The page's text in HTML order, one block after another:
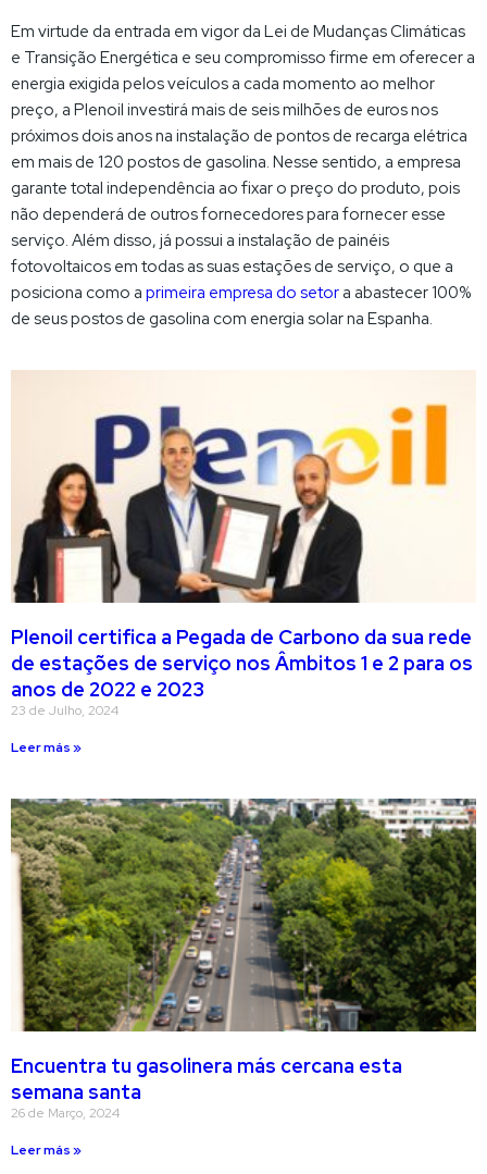
Em virtude da entrada em vigor da Lei de Mudanças Climáticas
e Transição Energética e seu compromisso firme em oferecer a
energia exigida pelos veículos a cada momento ao melhor
preço, a Plenoil investirá mais de seis milhões de euros nos
próximos dois anos na instalação de pontos de recarga elétrica
em mais de 120 postos de gasolina. Nesse sentido, a empresa
garante total independência ao fixar o preço do produto, pois
não dependerá de outros fornecedores para fornecer esse
serviço. Além disso, já possui a instalação de painéis
fotovoltaicos em todas as suas estações de serviço, o que a
posiciona como a primeira empresa do setor a abastecer 100%
de seus postos de gasolina com energia solar na Espanha.
Plenoil certifica a Pegada de Carbono da sua rede
de estações de serviço nos Âmbitos 1 e 2 para os
anos de 2022 e 2023
23 de Julho, 2024
Leer más »
Encuentra tu gasolinera más cercana esta
semana santa
26 de Março, 2024
Leer más »